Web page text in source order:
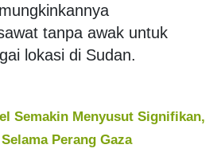
tanpa awak untuk
lokasi di Sudan.
Semakin Menyusut Signifikan,
Perang Gaza